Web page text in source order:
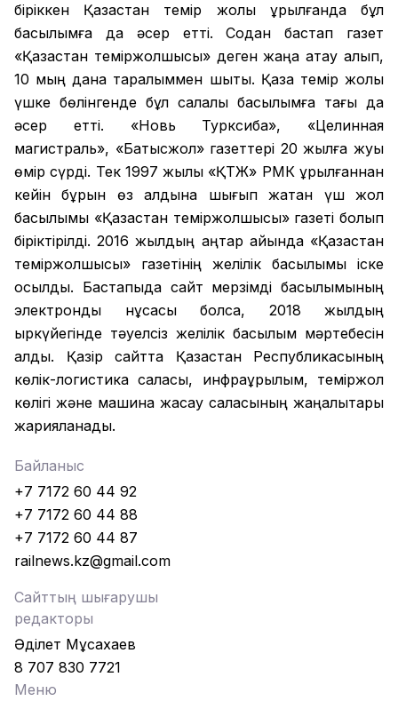
біріккен Қазақстан темір жолы құрылғанда бұл
басылымға да әсер етті. Содан бастап газет
«Қазақстан теміржолшысы» деген жаңа атау алып,
10 мың дана таралыммен шықты. Қазақ темір жолы
үшке бөлінгенде бұл салалық басылымға тағы да
әсер етті. «Новь Турксиба», «Целинная
магистраль», «Батысжол» газеттері 20 жылға жуық
өмір сүрді. Тек 1997 жылы «ҚТЖ» РМК құрылғаннан
кейін бұрын өз алдына шығып жатқан үш жол
басылымы «Қазақстан теміржолшысы» газеті болып
біріктірілді. 2016 жылдың қаңтар айында «Қазақстан
теміржолшысы» газетінің желілік басылымы іске
қосылды. Бастапқыда сайт мерзімді басылымының
электронды нұсқасы болса, 2018 жылдың
қыркүйегінде тәуелсіз желілік басылым мәртебесін
алды. Қазір сайтта Қазақстан Республикасының
көлік-логистика саласы, инфрақұрылым, теміржол
көлігі және машина жасау саласының жаңалықтары
жарияланады.
Байланыс
+7 7172 60 44 92
+7 7172 60 44 88
+7 7172 60 44 87
railnews.kz@gmail.com
Сайттың шығарушы
редакторы
Әділет Мұсахаев
8 707 830 7721
Меню